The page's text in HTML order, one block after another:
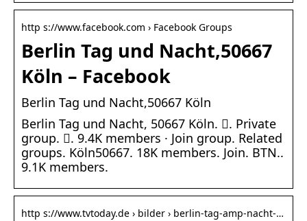
http s://www.facebook.com › Facebook Groups
Berlin Tag und Nacht,50667
Köln – Facebook
Berlin Tag und Nacht,50667 Köln
Berlin Tag und Nacht, 50667 Köln. 󱙺. Private
group. 󰞋. 9.4K members · Join group. Related
groups. Köln50667. 18K members. Join. BTN..
9.1K members.
http s://www.tvtoday.de › bilder › berlin-tag-amp-nacht-…